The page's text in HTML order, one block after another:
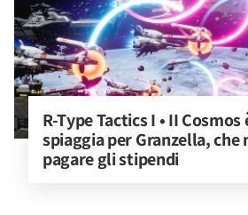
R-Type Tactics I • II
spiaggia per Granzella, che
pagare gli stipendi